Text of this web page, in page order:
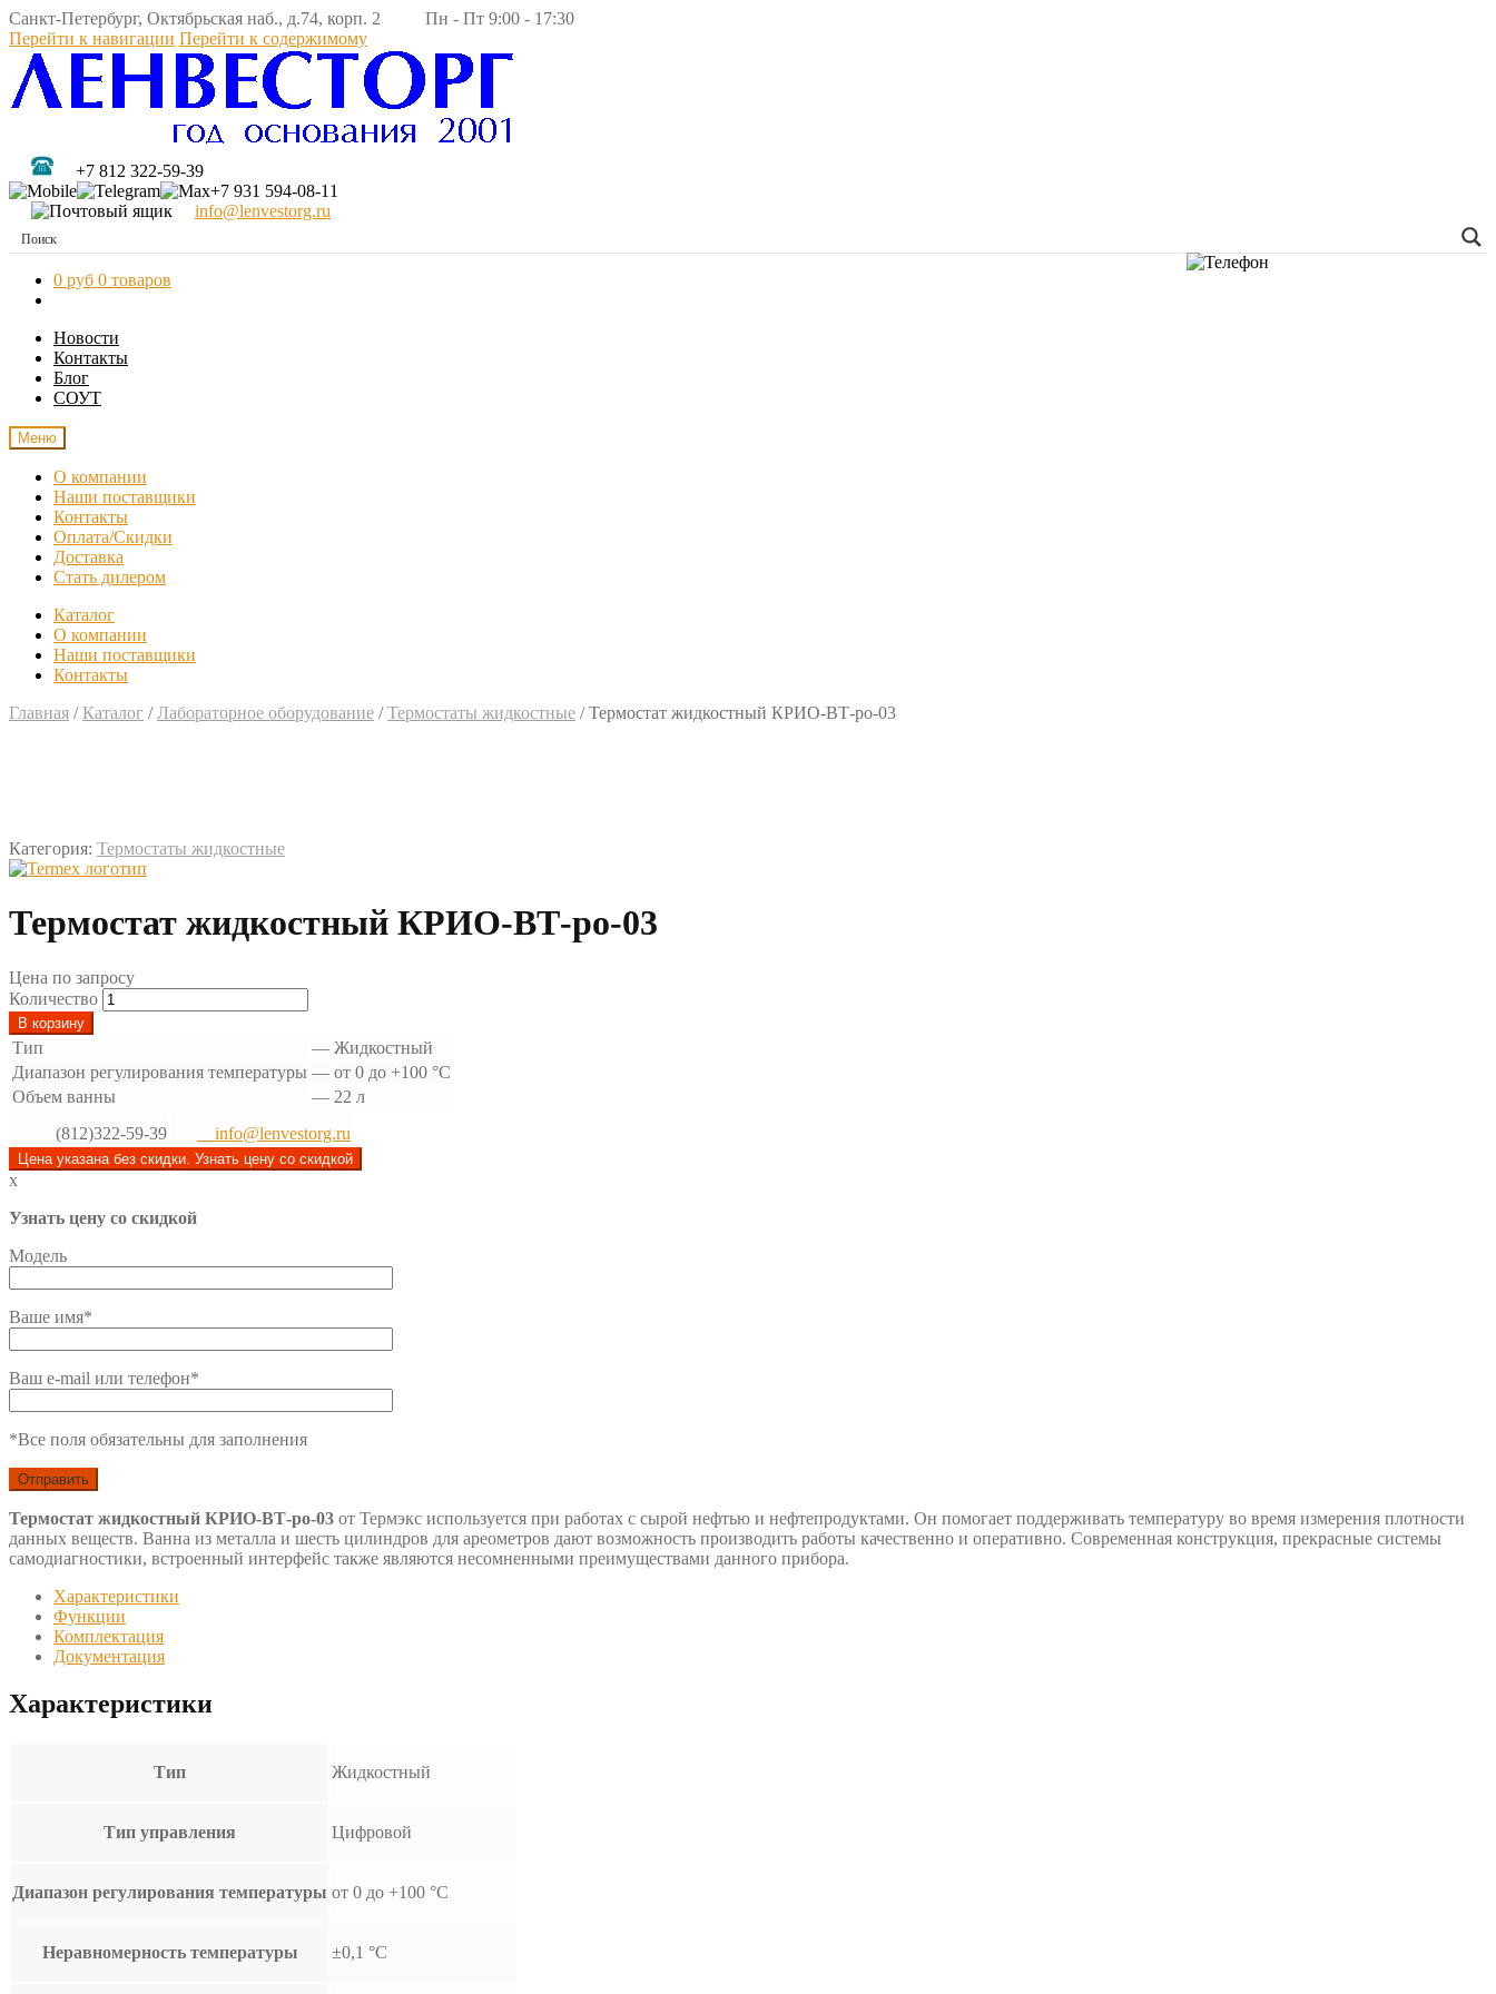
Санкт-Петербург, Октябрьская наб., д.74, корп. 2 Пн - Пт 9:00 - 17:30
Перейти к навигации Перейти к содержимому
+7 812 322-59-39
+7 931 594-08-11
info@lenvestorg.ru
0 руб 0 товаров
Новости
Контакты
Блог
СОУТ
Меню
О компании
Наши поставщики
Контакты
Оплата/Скидки
Доставка
Стать дилером
Каталог
О компании
Наши поставщики
Контакты
Главная / Каталог /Лабораторное оборудование /Термостаты жидкостные /Термостат жидкостный КРИО-ВТ-ро-03
Категория: Термостаты жидкостные
Термостат жидкостный КРИО-ВТ-ро-03
Цена по запросу
Количество
В корзину
Тип — Жидкостный
Диапазон регулирования температуры — от 0 до +100 °С
Объем ванны
— 22 л
(812)322-59-39
info@lenvestorg.ru
Цена указана без скидки. Узнать цену со скидкой
x
Узнать цену со скидкой
Модель
Ваше имя*
Ваш e-mail или телефон*
*Все поля обязательны для заполнения
Термостат жидкостный КРИО-ВТ-ро-03 от Термэкc используется при работах с сырой нефтью и нефтепродуктами. Он помогает поддерживать температуру во время измерения плотности
данных веществ. Ванна из металла и шесть цилиндров для ареометров дают возможность производить работы качественно и оперативно. Современная конструкция, прекрасные системы
самодиагностики, встроенный интерфейс также являются несомненными преимуществами данного прибора.
Характеристики
Функции
Комплектация
Документация
Характеристики
Тип Жидкостный
Тип управления Цифровой
Диапазон регулирования температуры от 0 до +100 °С
Неравномерность температуры ±0,1 °C